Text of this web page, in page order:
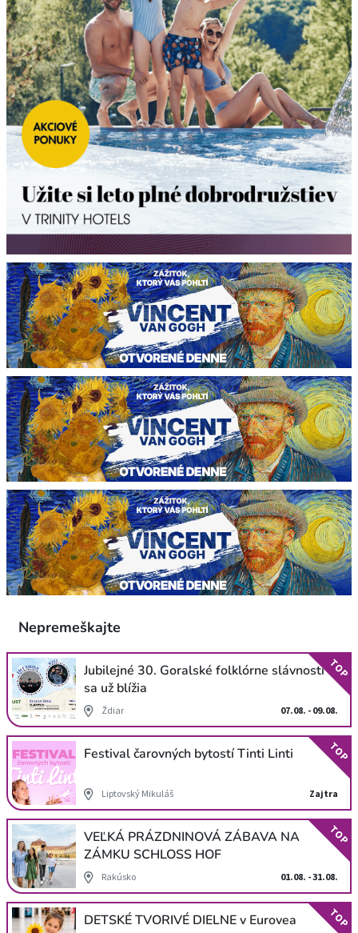
Nepremeškajte
Jubilejné 30. Goralské folklórne slávnosti
sa už blížia
Ždiar 07.08. - 09.08.
TOP
Festival čarovných bytostí Tinti Linti
Liptovský Mikuláš Zajtra
TOP
VEĽKÁ PRÁZDNINOVÁ ZÁBAVA NA
ZÁMKU SCHLOSS HOF
Rakúsko 01.08. - 31.08.
TOP
DETSKÉ TVORIVÉ DIELNE v Eurovea TOP